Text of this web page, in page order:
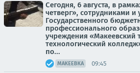
Сегодня, 6 августа, в
четверг», сотрудниками
Государственного
профессионального
учреждения «Макеевский
технологический
по...
МАКЕЕВКА 09:45